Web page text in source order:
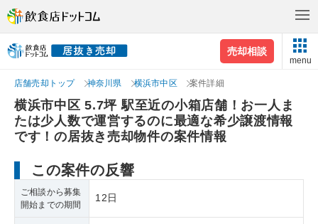
売却相談
menu
店舗売却トップ 神奈川県 横浜市中区 案件詳細
横浜市中区 5.7坪 駅至近の小箱店舗！お一人ま
たは少人数で運営するのに最適な希少譲渡情報
です！の居抜き売却物件の案件情報
この案件の反響
ご相談から募集
開始までの期間
12日